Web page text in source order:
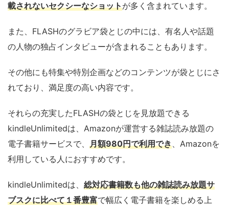
載されないセクシーなショットが多く含まれています。
また、FLASHのグラビア袋とじの中には、有名人や話題
の人物の独占インタビューが含まれることもあります。
その他にも特集や特別企画などのコンテンツが袋とじにさ
れており、満足度の高い内容です。
それらの充実したFLASHの袋とじを見放題できる
kindleUnlimitedは、Amazonが運営する雑誌読み放題の
電子書籍サービスで、 月額980円で利用でき、Amazonを
利用している人におすすめです。
kindleUnlimitedは、 総対応書籍数も他の雑誌読み放題サ
ブスクに比べて１番豊富で幅広く電子書籍を楽しめる上